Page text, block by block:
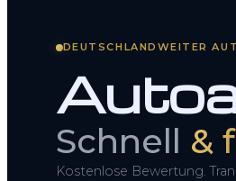
So funktioniert’s
DEUTSCHLANDWEITER
Schnell &
Kostenlose Bewertung.